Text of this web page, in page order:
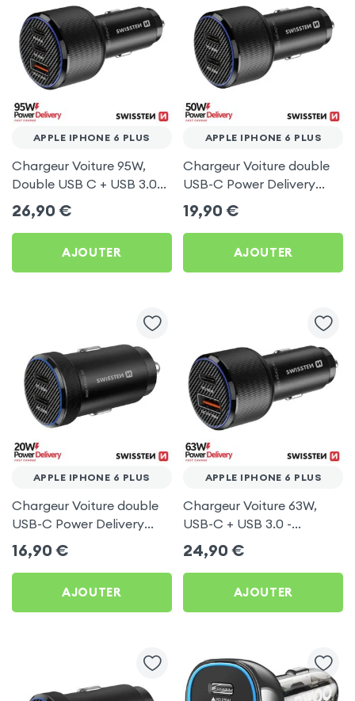
APPLE IPHONE 6 PLUS
Chargeur Voiture 95W,
Double USB C + USB 3.0
pour Apple iPhone 6 Plus
26,90 €
AJOUTER
APPLE IPHONE 6 PLUS
Chargeur Voiture double
USB-C Power Delivery
50W - Swissten pour
Apple iPhone 6 Plus
19,90 €
AJOUTER
APPLE IPHONE 6 PLUS
Chargeur Voiture double
USB-C Power Delivery
20W - Swissten pour
Apple iPhone 6 Plus
16,90 €
AJOUTER
APPLE IPHONE 6 PLUS
Chargeur Voiture 63W,
USB-C + USB 3.0 -
Swissten pour Apple
iPhone 6 Plus
24,90 €
AJOUTER